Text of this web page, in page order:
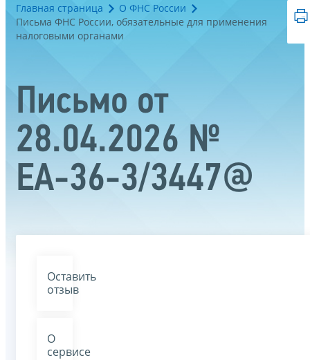
Главная страница
О ФНС России
Письма ФНС России, обязательные для применения
налоговыми органами
Письмо от
28.04.2026 №
ЕА-36-3/3447@
Оставить
отзыв
О
сервисе